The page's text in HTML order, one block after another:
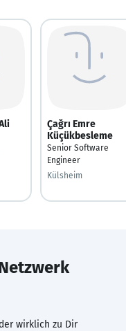
Çağrı Emre
Küçükbesleme
Senior Software
Engineer
Külsheim
wirklich zu Dir